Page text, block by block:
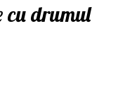
cu drumul